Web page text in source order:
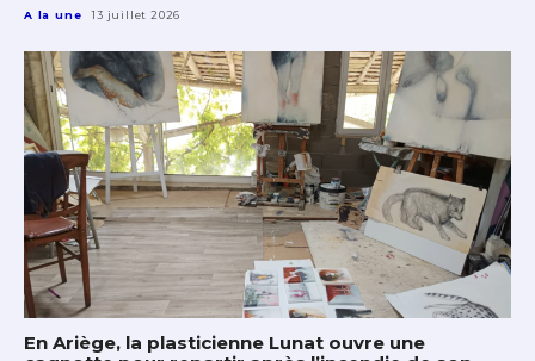
A la une 13 juillet 2026
En Ariège, la plasticienne Lunat ouvre une